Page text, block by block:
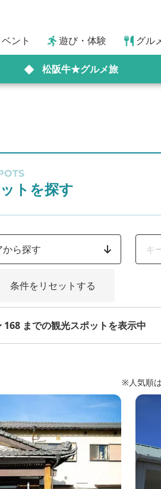
ント 遊び・体験 グル
松阪牛★グルメ旅
トを探す
から探す
条件をリセットする
までの観光スポットを表示中
※人気順